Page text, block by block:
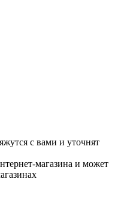
с вами и уточнят
магазина и может